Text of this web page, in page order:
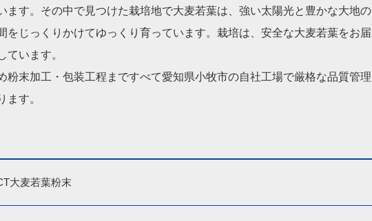
ます。その中で見つけた栽培地で大麦若葉は、強い太陽光と豊かな大地の
をじっくりかけてゆっくり育っています。栽培は、安全な大麦若葉をお届
ています。
粉末加工・包装工程まですべて愛知県小牧市の自社工場で厳格な品質管理
ます。
大麦若葉粉末